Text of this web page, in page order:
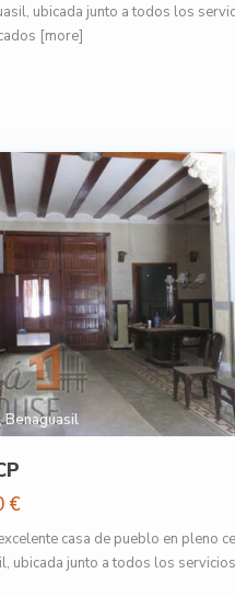
ubicada junto a todos los
[more]
,Benaguasil
€
casa de pueblo en pleno
ubicada junto a todos los